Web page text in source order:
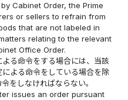
Cabinet Order, the Prime
or sellers to refrain from
that are not labeled in
relating to the relevant
Office Order.
る命令をする場合には、当該
よる命令をしている場合を除
をしなければならない。
issues an order pursuant